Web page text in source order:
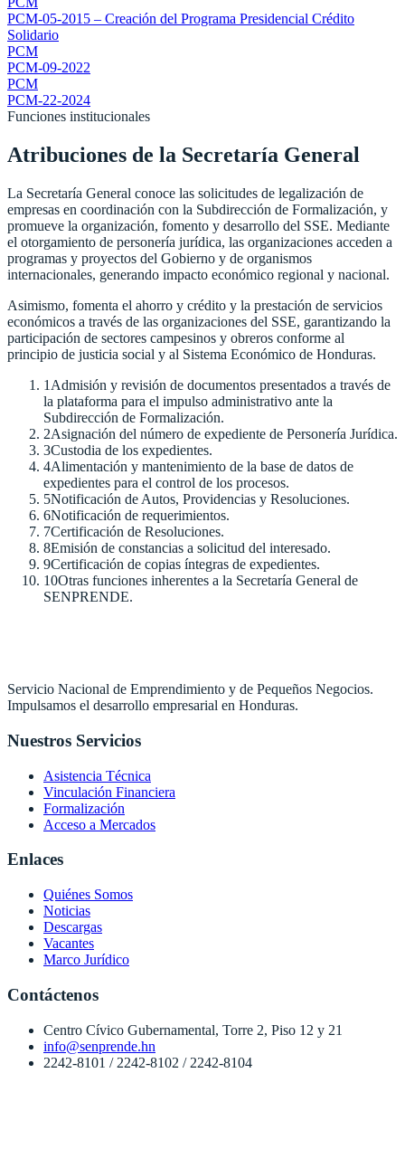
PCM-05-2015 – Creación del Programa Presidencial Crédito
Solidario
PCM
PCM-09-2022
PCM
PCM-22-2024
Funciones institucionales
Atribuciones de la Secretaría General
La Secretaría General conoce las solicitudes de legalización de
empresas en coordinación con la Subdirección de Formalización, y
promueve la organización, fomento y desarrollo del SSE. Mediante
el otorgamiento de personería jurídica, las organizaciones acceden a
programas y proyectos del Gobierno y de organismos
internacionales, generando impacto económico regional y nacional.
Asimismo, fomenta el ahorro y crédito y la prestación de servicios
económicos a través de las organizaciones del SSE, garantizando la
participación de sectores campesinos y obreros conforme al
principio de justicia social y al Sistema Económico de Honduras.
1 Admisión y revisión de documentos presentados a través de
la plataforma para el impulso administrativo ante la
Subdirección de Formalización.
2Asignación del número de expediente de Personería Jurídica.
3Custodia de los expedientes.
4Alimentación y mantenimiento de la base de datos de
expedientes para el control de los procesos.
5Notificación de Autos, Providencias y Resoluciones.
6Notificación de requerimientos.
7Certificación de Resoluciones.
8Emisión de constancias a solicitud del interesado.
9Certificación de copias íntegras de expedientes.
10Otras funciones inherentes a la Secretaría General de
SENPRENDE.
Servicio Nacional de Emprendimiento y de Pequeños Negocios.
Impulsamos el desarrollo empresarial en Honduras.
Nuestros Servicios
Asistencia Técnica
Vinculación Financiera
Formalización
Acceso a Mercados
Enlaces
Quiénes Somos
Noticias
Descargas
Vacantes
Marco Jurídico
Contáctenos
Centro Cívico Gubernamental, Torre 2, Piso 12 y 21
info@senprende.hn
2242-8101 / 2242-8102 / 2242-8104